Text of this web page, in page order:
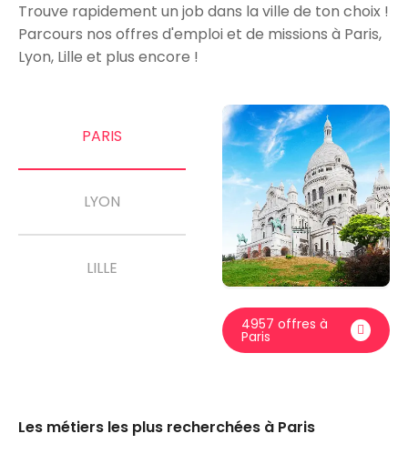
Trouve rapidement un job dans la ville de ton choix !
Parcours nos offres d'emploi et de missions à Paris,
Lyon, Lille et plus encore !
PARIS
LYON
LILLE
4957 offres à
Paris
Les métiers les plus recherchées à Paris